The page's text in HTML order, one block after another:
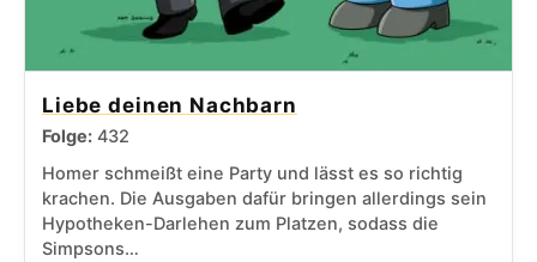
Liebe deinen Nachbarn
Folge: 432
Homer schmeißt eine Party und lässt es so richtig
krachen. Die Ausgaben dafür bringen allerdings sein
Hypotheken-Darlehen zum Platzen, sodass die
Simpsons…